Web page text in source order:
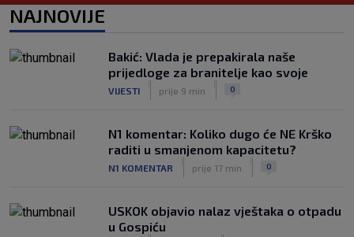
Tinejdžer iz Zimbabvea srušio bivšeg
SK 5. kol.
NAJNOVIJE
Bakić: Vlada je prepakirala naše
prijedloge za branitelje kao svoje
VIJESTI prije 9 min 0
N1 komentar: Koliko dugo će NE Krško
raditi u smanjenom kapacitetu?
N1 KOMENTAR prije 17 min 0
USKOK objavio nalaz vještaka o otpadu
u Gospiću